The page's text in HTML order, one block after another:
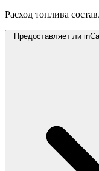
Расход топлива
Предоставляет ли